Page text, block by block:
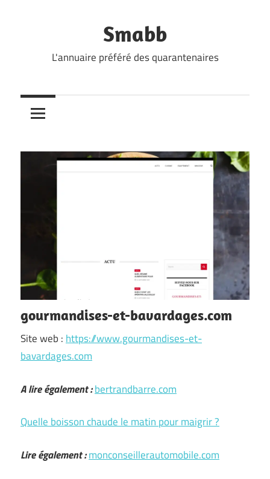
Smabb
L'annuaire préféré des quarantenaires
gourmandises-et-bavardages.com
Site web : https://www.gourmandises-et-
bavardages.com
A lire également :bertrandbarre.com
Quelle boisson chaude le matin pour maigrir ?
Lire également :monconseillerautomobile.com